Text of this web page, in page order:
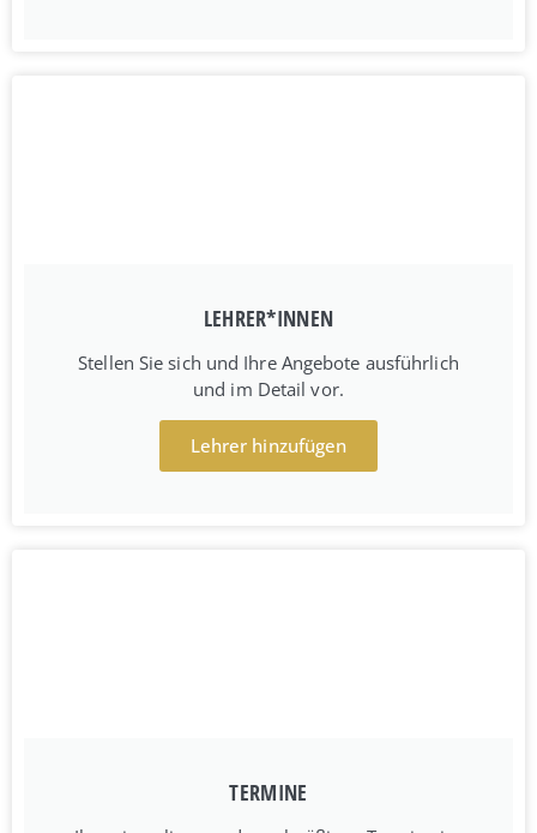
LEHRER*INNEN
Stellen Sie sich und Ihre Angebote ausführlich
und im Detail vor.
Lehrer hinzufügen
TERMINE